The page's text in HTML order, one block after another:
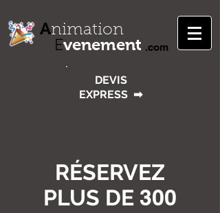
Animation
.com
Evenement
DEVIS
EXPRESS ➡
RÉSERVEZ
PLUS DE 300